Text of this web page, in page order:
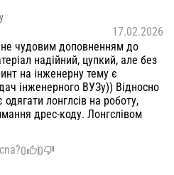
17.02.2026
чудовим доповненням до
надійний, цупкий, але без
на інженерну тему є
інженерного ВУЗу)) Відносно
лонглсів на роботу,
дрес-коду. Лонгслівом
0 0